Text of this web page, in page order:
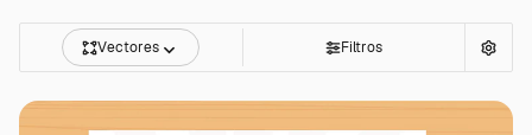
Vectores Filtros